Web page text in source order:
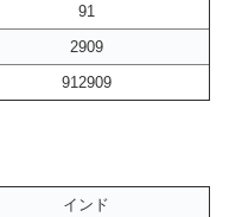
91
2909
912909
インド